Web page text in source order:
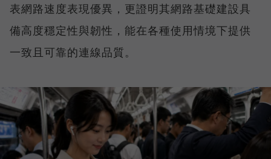
表網路速度表現優異，更證明其網路基礎建設具
備高度穩定性與韌性，能在各種使用情境下提供
一致且可靠的連線品質。